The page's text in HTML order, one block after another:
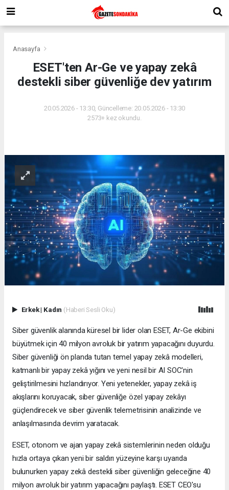
Anasayfa
ESET'ten Ar-Ge ve yapay zekâ
destekli siber güvenliğe dev yatırım
20.05.2026 - 13:30, Güncelleme: 20.05.2026 - 13:30
2573+ kez okundu.
Erkek| Kadın (Haberi Sesli Oku)
Siber güvenlik alanında küresel bir lider olan ESET, Ar-Ge ekibini
büyütmek için 40 milyon avroluk bir yatırım yapacağını duyurdu.
Siber güvenliği ön planda tutan temel yapay zekâ modelleri,
katmanlı bir yapay zekâ yığını ve yeni nesil bir AI SOC'nin
geliştirilmesini hızlandırıyor. Yeni yetenekler, yapay zekâ iş
akışlarını koruyacak, siber güvenliğe özel yapay zekâyı
güçlendirecek ve siber güvenlik telemetrisinin analizinde ve
anlaşılmasında devrim yaratacak.
ESET, otonom ve ajan yapay zekâ sistemlerinin neden olduğu
hızla ortaya çıkan yeni bir saldırı yüzeyine karşı uyarıda
bulunurken yapay zekâ destekli siber güvenliğin geleceğine 40
milyon avroluk bir yatırım yapacağını paylaştı. ESET CEO'su